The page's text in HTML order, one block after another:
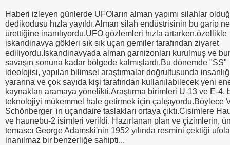
Haberi izleyen günlerde UFOların alman yapımı silahlar
dedikodusu hızla yayıldı.Alman silah endüstrisinin bu garip
ürettiğine inanılıyordu.UFO gözlemleri hızla artarken,özellikle
iskandinavya gökleri sık sık uçan gemiler tarafından ziyaret
ediliyordu.İskandinavyada alman garnizonları kurulmuş ve
savaşın sonuna kadar bölgede kalmışlardı.Bu dönemde "SS"
ideolojisi, yapılan bilimsel araştırmalar doğrultusunda
yararına ve çok sayıda kişi tarafından kullanılabilecek yeni
kaynakları aramaya yönelikti.Araştırma birimleri U-13 ve E-4,
teknolojiyi mükemmel hale getirmek için çalışıyordu.Böylece
Schönberger 'in uçandaire taslakları ortaya çıktı.Cisimlere
ve haunebu-2 isimleri verildi. Hazırlanan plan ve çizimlerin,
temascı George Adamski'nin 1952 yılında resmini çektiği
inanılmaz bir benzerliğe sahipti...